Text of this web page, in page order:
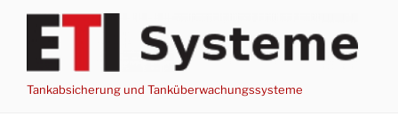
Zum
springen
Tankabsicherung und Tanküberwachungssysteme